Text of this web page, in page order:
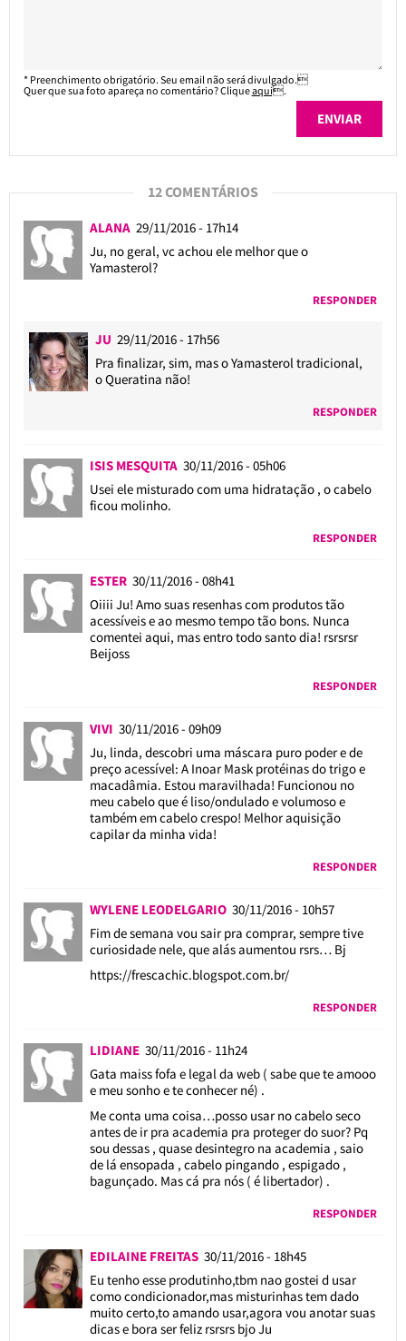
* Preenchimento obrigatório. Seu email não será divulgado.
Quer que sua foto apareça no comentário? Cliqueaqui.
12 COMENTÁRIOS
ALANA 29/11/2016 - 17h14
Ju, no geral, vc achou ele melhor que o
Yamasterol?
RESPONDER
JU 29/11/2016 - 17h56
Pra finalizar, sim, mas o Yamasterol tradicional,
o Queratina não!
RESPONDER
ISIS MESQUITA 30/11/2016 - 05h06
Usei ele misturado com uma hidratação , o cabelo
ficou molinho.
RESPONDER
ESTER 30/11/2016 - 08h41
Oiiii Ju! Amo suas resenhas com produtos tão
acessíveis e ao mesmo tempo tão bons. Nunca
comentei aqui, mas entro todo santo dia! rsrsrsr
Beijoss
RESPONDER
VIVI 30/11/2016 - 09h09
Ju, linda, descobri uma máscara puro poder e de
preço acessível: A Inoar Mask protéinas do trigo e
macadâmia. Estou maravilhada! Funcionou no
meu cabelo que é liso/ondulado e volumoso e
também em cabelo crespo! Melhor aquisição
capilar da minha vida!
RESPONDER
WYLENE LEODELGARIO 30/11/2016 - 10h57
Fim de semana vou sair pra comprar, sempre tive
curiosidade nele, que alás aumentou rsrs… Bj
https://frescachic.blogspot.com.br/
RESPONDER
LIDIANE 30/11/2016 - 11h24
Gata maiss fofa e legal da web ( sabe que te amooo
e meu sonho e te conhecer né) .
Me conta uma coisa…posso usar no cabelo seco
antes de ir pra academia pra proteger do suor? Pq
sou dessas , quase desintegro na academia , saio
de lá ensopada , cabelo pingando , espigado ,
bagunçado. Mas cá pra nós ( é libertador) .
RESPONDER
EDILAINE FREITAS 30/11/2016 - 18h45
Eu tenho esse produtinho,tbm nao gostei d usar
como condicionador,mas misturinhas tem dado
muito certo,to amando usar,agora vou anotar suas
dicas e bora ser feliz rsrsrs bjo Ju